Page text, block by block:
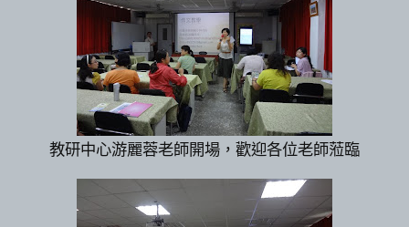
教研中心游麗蓉老師開場，歡迎各位老師蒞臨